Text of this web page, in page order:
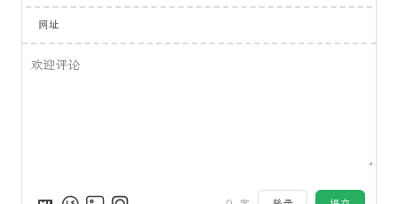
网址